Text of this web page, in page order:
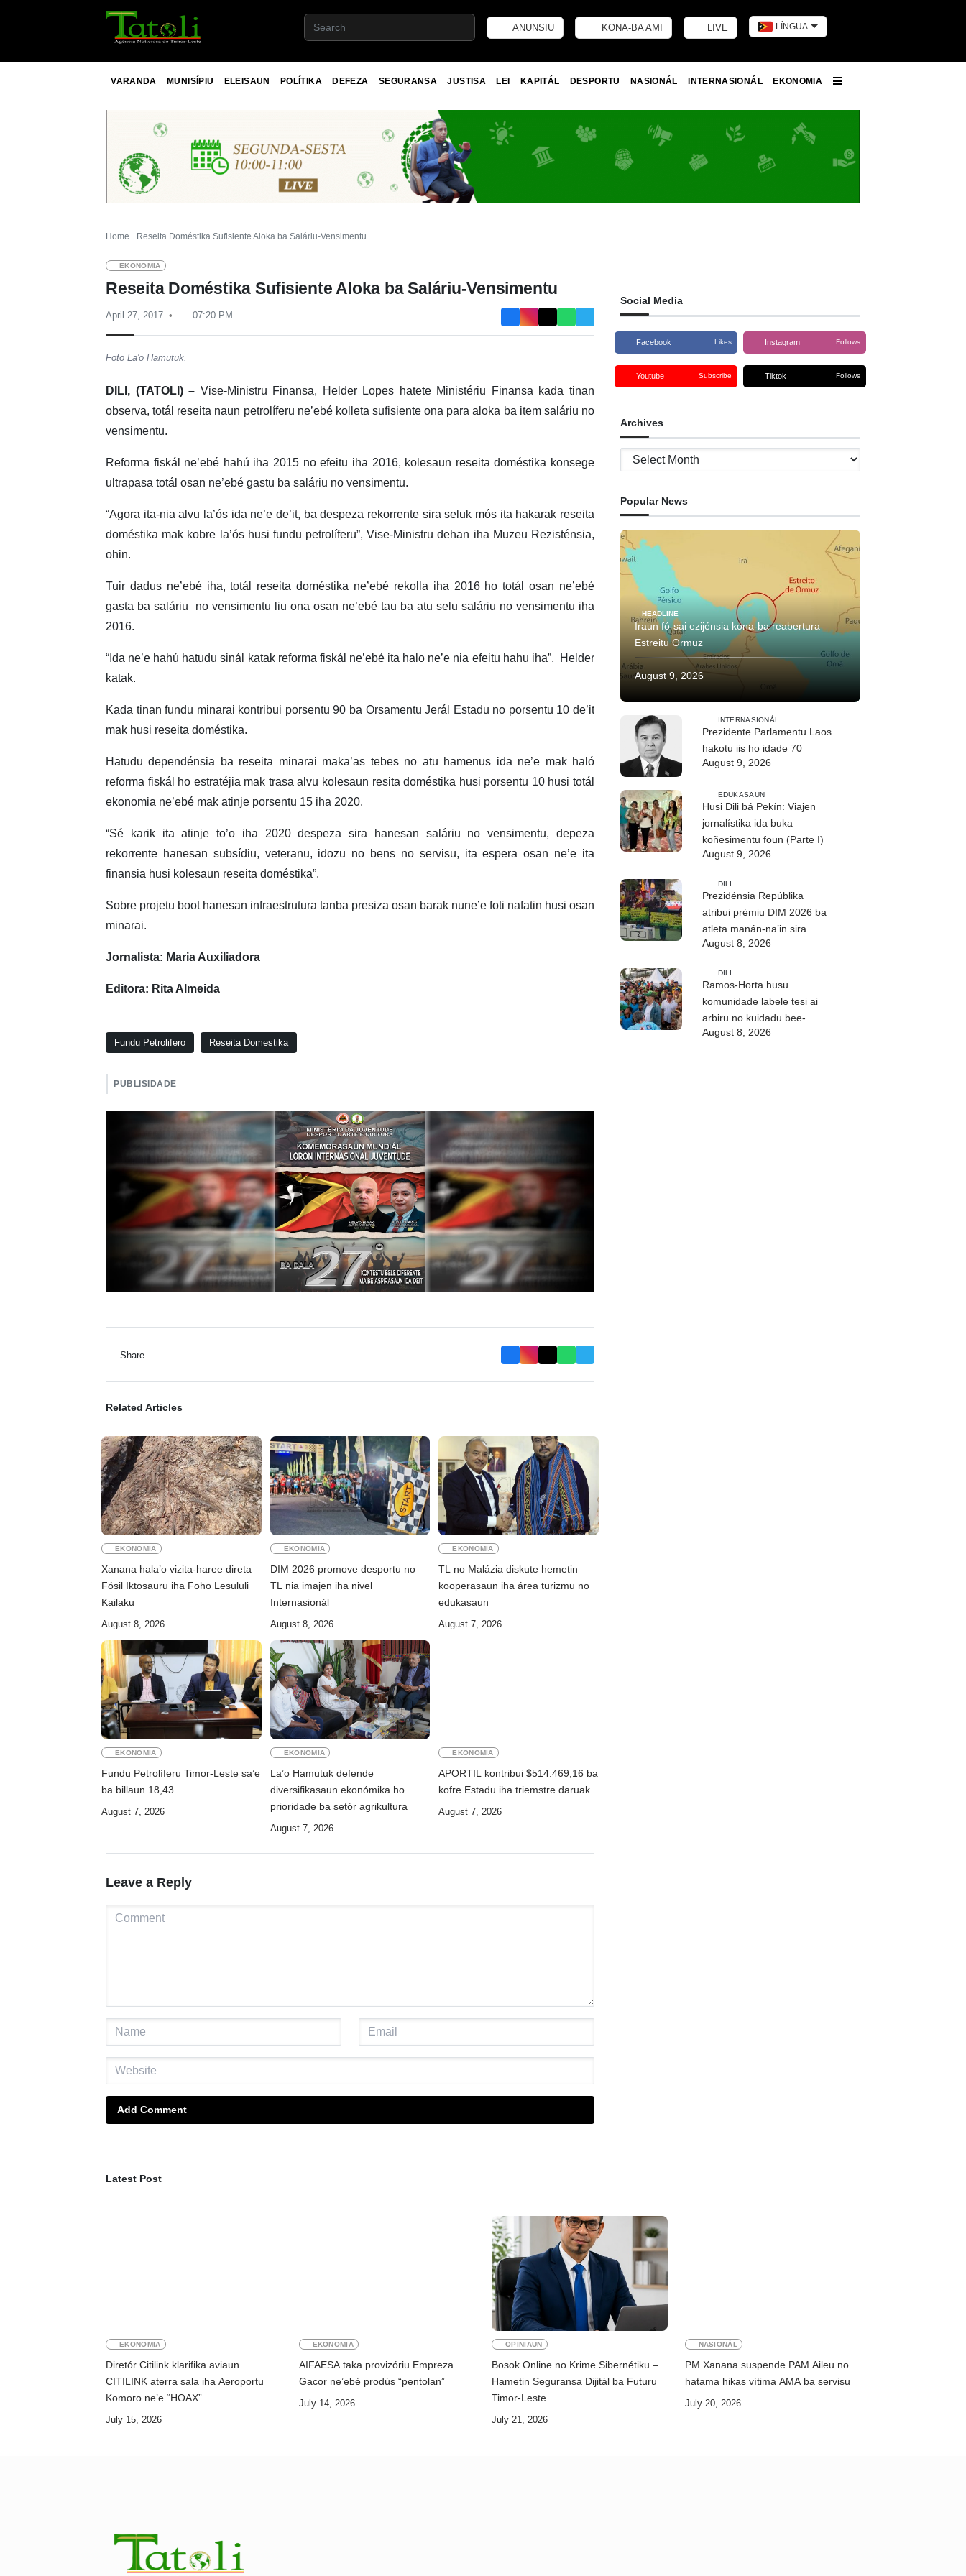
ANUNSIU KONA-BA AMI LIVE LÍNGUA
VARANDA MUNISÍPIU ELEISAUN POLÍTIKA DEFEZA SEGURANSA JUSTISA LEI KAPITÁL DESPORTU NASIONÁL INTERNASIONÁL
EKONOMIA
Home Reseita Doméstika Sufisiente Aloka ba Saláriu-Vensimentu
EKONOMIA
Reseita Doméstika Sufisiente Aloka ba Saláriu-Vensimentu
April 27, 2017 07:20 PM
Foto La'o Hamutuk.
DILI, (TATOLI) – Vise-Ministru Finansa, Helder Lopes hatete Ministériu Finansa kada tinan
observa, totál reseita naun petrolíferu ne’ebé kolleta sufisiente ona para aloka ba item saláriu no
vensimentu.
Reforma fiskál ne’ebé hahú iha 2015 no efeitu iha 2016, kolesaun reseita doméstika konsege
ultrapasa totál osan ne’ebé gastu ba saláriu no vensimentu.
“Agora ita-nia alvu la’ós ida ne’e de’it, ba despeza rekorrente sira seluk mós ita hakarak reseita
doméstika mak kobre la’ós husi fundu petrolíferu”, Vise-Ministru dehan iha Muzeu Rezisténsia,
ohin.
Tuir dadus ne’ebé iha, totál reseita doméstika ne’ebé rekolla iha 2016 ho totál osan ne’ebé
gasta ba saláriu no vensimentu liu ona osan ne’ebé tau ba atu selu saláriu no vensimentu iha
2016.
“Ida ne’e hahú hatudu sinál katak reforma fiskál ne’ebé ita halo ne’e nia efeitu hahu iha”, Helder
katak.
Kada tinan fundu minarai kontribui porsentu 90 ba Orsamentu Jerál Estadu no porsentu 10 de’it
mak husi reseita doméstika.
Hatudu dependénsia ba reseita minarai maka’as tebes no atu hamenus ida ne’e mak haló
reforma fiskál ho estratéjia mak trasa alvu kolesaun resita doméstika husi porsentu 10 husi totál
ekonomia ne’ebé mak atinje porsentu 15 iha 2020.
“Sé karik ita atinje to’o iha 2020 despeza sira hanesan saláriu no vensimentu, depeza
rekorrente hanesan subsídiu, veteranu, idozu no bens no servisu, ita espera osan ne’e ita
finansia husi kolesaun reseita doméstika”.
Sobre projetu boot hanesan infraestrutura tanba presiza osan barak nune’e foti nafatin husi osan
minarai.
Jornalista: Maria Auxiliadora
Editora: Rita Almeida
Fundu Petrolifero Reseita Domestika
PUBLISIDADE
Share
Related Articles
EKONOMIA
Xanana hala’o vizita-haree direta
Fósil Iktosauru iha Foho Lesululi
Kailaku
August 8, 2026
EKONOMIA
DIM 2026 promove desportu no
TL nia imajen iha nivel
Internasionál
August 8, 2026
EKONOMIA
TL no Malázia diskute hemetin
kooperasaun iha área turizmu no
edukasaun
August 7, 2026
EKONOMIA
Fundu Petrolíferu Timor-Leste sa’e
ba billaun 18,43
August 7, 2026
EKONOMIA
La’o Hamutuk defende
diversifikasaun ekonómika ho
prioridade ba setór agrikultura
August 7, 2026
EKONOMIA
APORTIL kontribui $514.469,16 ba
kofre Estadu iha triemstre daruak
August 7, 2026
Leave a Reply
Add Comment
Social Media
Facebook Likes Instagram Follows
Youtube Subscribe Tiktok Follows
Archives
Archives
Popular News
HEADLINE
Iraun fó-sai ezijénsia kona-ba reabertura
Estreitu Ormuz
August 9, 2026
INTERNASIONÁL
Prezidente Parlamentu Laos
hakotu iis ho idade 70
August 9, 2026
EDUKASAUN
Husi Dili bá Pekín: Viajen
jornalístika ida buka
koñesimentu foun (Parte I)
August 9, 2026
DILI
Prezidénsia Repúblika
atribui prémiu DIM 2026 ba
atleta manán-na’in sira
August 8, 2026
DILI
Ramos-Horta husu
komunidade labele tesi ai
arbiru no kuidadu bee-
matan
August 8, 2026
Latest Post
EKONOMIA
Diretór Citilink klarifika aviaun
CITILINK aterra sala iha Aeroportu
Komoro ne’e “HOAX”
July 15, 2026
EKONOMIA
AIFAESA taka provizóriu Empreza
Gacor ne’ebé prodús “pentolan”
July 14, 2026
OPINIAUN
Bosok Online no Krime Sibernétiku –
Hametin Seguransa Dijitál ba Futuru
Timor-Leste
July 21, 2026
NASIONÁL
PM Xanana suspende PAM Aileu no
hatama hikas vítima AMA ba servisu
July 20, 2026